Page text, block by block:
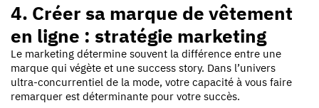
4. Créer sa marque de vêtement
en ligne : stratégie marketing
Le marketing détermine souvent la différence entre une
marque qui végète et une success story. Dans l’univers
ultra-concurrentiel de la mode, votre capacité à vous faire
remarquer est déterminante pour votre succès.